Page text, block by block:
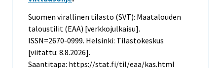
Suomen virallinen tilasto (SVT): Maatalouden
taloustilit (EAA) [verkkojulkaisu].
ISSN=2670-0999. Helsinki: Tilastokeskus
[viitattu: 8.8.2026].
Saantitapa: https://stat.fi/til/eaa/kas.html